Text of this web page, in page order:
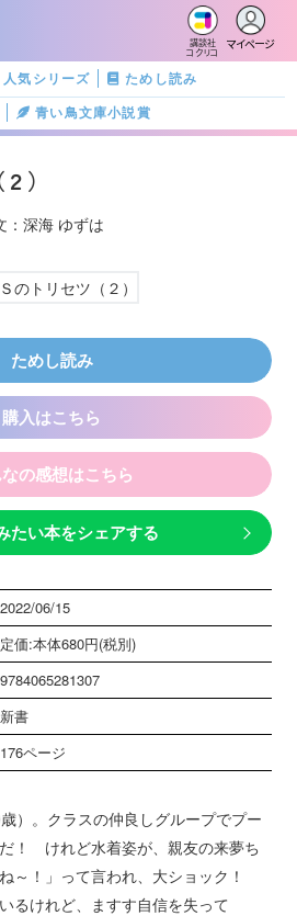
講談社
コクリコ
マイページ
人気シリーズ
ためし読み
青い鳥文庫小説賞
）
深海 ゆずは
ためし読み
購入はこちら
の感想はこちら
たい本をシェアする
2022/06/15
定価:本体680円(税別)
9784065281307
新書
176ページ
）。クラスの仲良しグループでプー
！ けれど水着姿が、親友の来夢ち
～！」って言われ、大ショック！
るけれど、ますす自信を失って